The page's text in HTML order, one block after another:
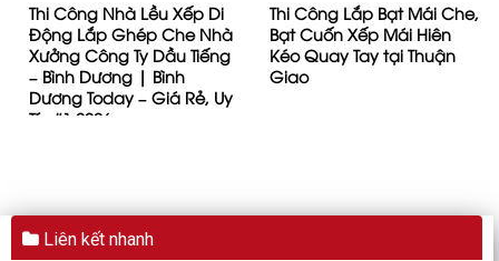
Thi Công Nhà Lều Xếp Di
Động Lắp Ghép Che Nhà
Xưởng Công Ty Dầu Tiếng
– Bình Dương | Bình
Dương Today – Giá Rẻ, Uy
Tín #1 2026
Thi Công Lắp Bạt Mái Che,
Bạt Cuốn Xếp Mái Hiên
Kéo Quay Tay tại Thuận
Giao
Liên kết nhanh